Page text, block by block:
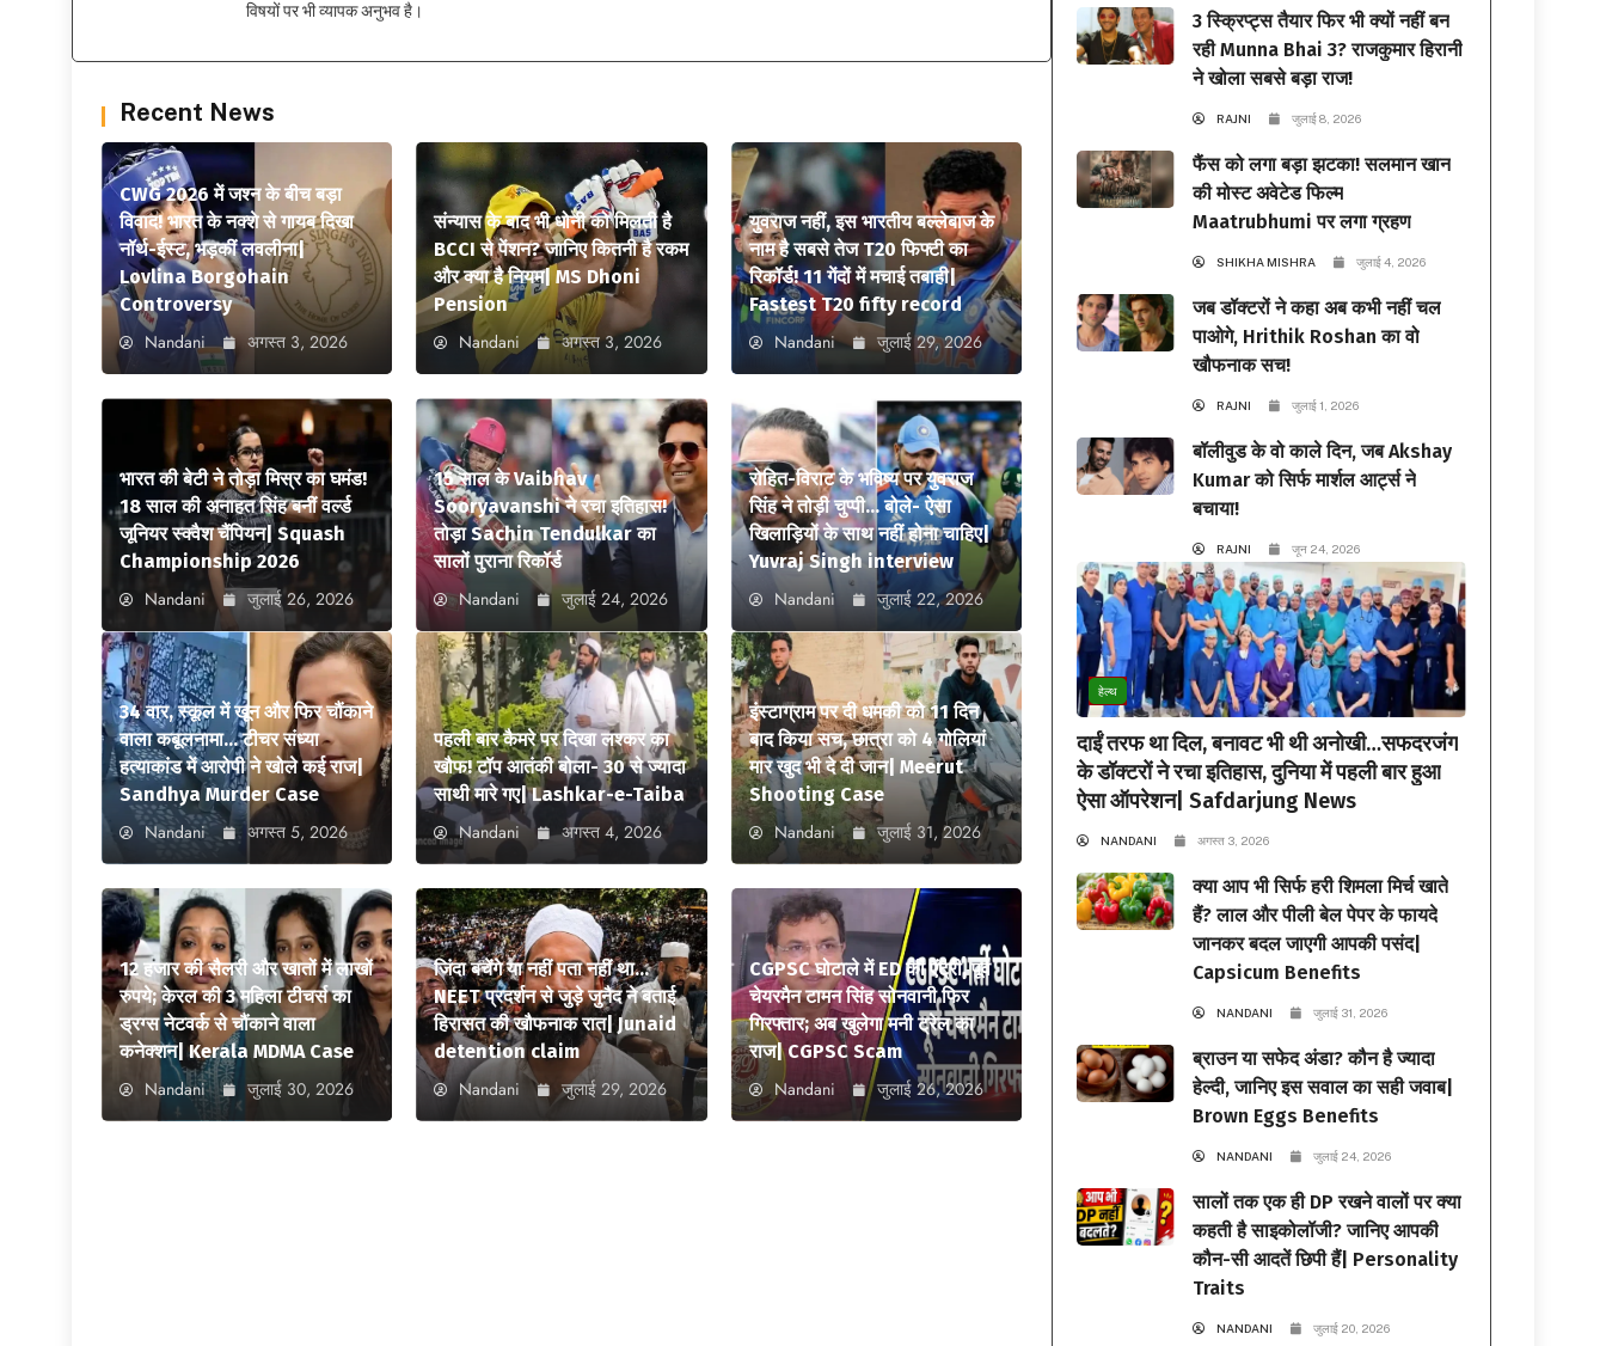
विषयों पर भी व्यापक अनुभव है।
Recent News
CWG 2026 में जश्न के बीच बड़ा
विवाद! भारत के नक्शे से गायब दिखा
नॉर्थ-ईस्ट, भड़कीं लवलीना|
Lovlina Borgohain
Controversy
Nandani अगस्त 3, 2026
संन्यास के बाद भी धोनी को मिलती है
BCCI से पेंशन? जानिए कितनी है रकम
और क्या है नियम| MS Dhoni
Pension
Nandani अगस्त 3, 2026
युवराज नहीं, इस भारतीय बल्लेबाज के
नाम है सबसे तेज T20 फिफ्टी का
रिकॉर्ड! 11 गेंदों में मचाई तबाही|
Fastest T20 fifty record
Nandani जुलाई 29, 2026
भारत की बेटी ने तोड़ा मिस्र का घमंड!
18 साल की अनाहत सिंह बनीं वर्ल्ड
जूनियर स्क्वैश चैंपियन| Squash
Championship 2026
Nandani जुलाई 26, 2026
15 साल के Vaibhav
Sooryavanshi ने रचा इतिहास!
तोड़ा Sachin Tendulkar का
सालों पुराना रिकॉर्ड
Nandani जुलाई 24, 2026
रोहित-विराट के भविष्य पर युवराज
सिंह ने तोड़ी चुप्पी… बोले- ऐसा
खिलाड़ियों के साथ नहीं होना चाहिए|
Yuvraj Singh interview
Nandani जुलाई 22, 2026
34 वार, स्कूल में खून और फिर चौंकाने
वाला कबूलनामा… टीचर संध्या
हत्याकांड में आरोपी ने खोले कई राज|
Sandhya Murder Case
Nandani अगस्त 5, 2026
पहली बार कैमरे पर दिखा लश्कर का
खौफ! टॉप आतंकी बोला- 30 से ज्यादा
साथी मारे गए| Lashkar-e-Taiba
Nandani अगस्त 4, 2026
इंस्टाग्राम पर दी धमकी को 11 दिन
बाद किया सच, छात्रा को 4 गोलियां
मार खुद भी दे दी जान| Meerut
Shooting Case
Nandani जुलाई 31, 2026
12 हजार की सैलरी और खातों में लाखों
रुपये; केरल की 3 महिला टीचर्स का
ड्रग्स नेटवर्क से चौंकाने वाला
कनेक्शन| Kerala MDMA Case
Nandani जुलाई 30, 2026
जिंदा बचेंगे या नहीं पता नहीं था…
NEET प्रदर्शन से जुड़े जुनैद ने बताई
हिरासत की खौफनाक रात| Junaid
detention claim
Nandani जुलाई 29, 2026
CGPSC घोटाले में ED की एंट्री, पूर्व
चेयरमैन टामन सिंह सोनवानी फिर
गिरफ्तार; अब खुलेगा मनी ट्रेल का
राज| CGPSC Scam
Nandani जुलाई 26, 2026
3 स्क्रिप्ट्स तैयार फिर भी क्यों नहीं बन
रही Munna Bhai 3? राजकुमार हिरानी
ने खोला सबसे बड़ा राज!
RAJNI जुलाई 8, 2026
फैंस को लगा बड़ा झटका! सलमान खान
की मोस्ट अवेटेड फिल्म
Maatrubhumi पर लगा ग्रहण
SHIKHA MISHRA जुलाई 4, 2026
जब डॉक्टरों ने कहा अब कभी नहीं चल
पाओगे, Hrithik Roshan का वो
खौफनाक सच!
RAJNI जुलाई 1, 2026
बॉलीवुड के वो काले दिन, जब Akshay
Kumar को सिर्फ मार्शल आर्ट्स ने
बचाया!
RAJNI जून 24, 2026
हेल्थ
दाईं तरफ था दिल, बनावट भी थी अनोखी…सफदरजंग
के डॉक्टरों ने रचा इतिहास, दुनिया में पहली बार हुआ
ऐसा ऑपरेशन| Safdarjung News
NANDANI अगस्त 3, 2026
क्या आप भी सिर्फ हरी शिमला मिर्च खाते
हैं? लाल और पीली बेल पेपर के फायदे
जानकर बदल जाएगी आपकी पसंद|
Capsicum Benefits
NANDANI जुलाई 31, 2026
ब्राउन या सफेद अंडा? कौन है ज्यादा
हेल्दी, जानिए इस सवाल का सही जवाब|
Brown Eggs Benefits
NANDANI जुलाई 24, 2026
सालों तक एक ही DP रखने वालों पर क्या
कहती है साइकोलॉजी? जानिए आपकी
कौन-सी आदतें छिपी हैं| Personality
Traits
NANDANI जुलाई 20, 2026